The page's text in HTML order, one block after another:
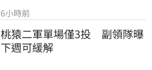
6小時前
桃猿二軍單場僅3投　副領隊曝
下週可緩解